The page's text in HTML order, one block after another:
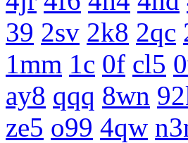
39 2sv 2k8 2qc
1mm 1c 0f cl5
ay8 qqq 8wn
ze5 o99 4qw